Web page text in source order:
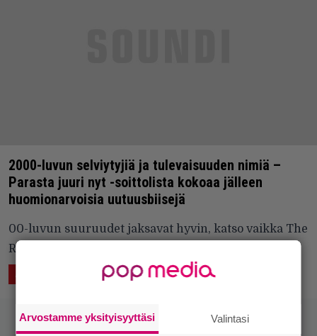
2000-luvun selviytyjiä ja tulevaisuuden nimiä –
Parasta juuri nyt -soittolista kokoaa jälleen
huomionarvoisia uutuusbiisejä
00-luvun suuruudet jaksavat hyvin, katso vaikka The
Rasmusta ja Anssi Kelaa.
LUKEMISTA 18.9.2018 21:47
Arvostamme yksityisyyttäsi Valintasi